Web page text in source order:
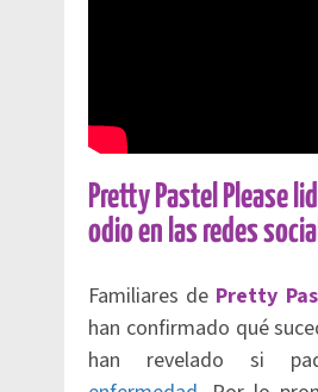
Pretty Pastel Please
odio en las redes
Familiares de Pretty
han confirmado qué
han revelado si